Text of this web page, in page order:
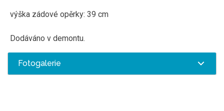
výška zádové opěrky: 39 cm
Dodáváno v demontu.
Fotogalerie